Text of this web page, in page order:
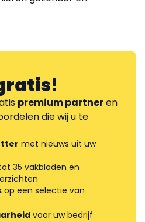
!
premium partneren
die wij u te
met nieuws uit uw
35 vakbladen en
op een selectie van
voor uw bedrijf